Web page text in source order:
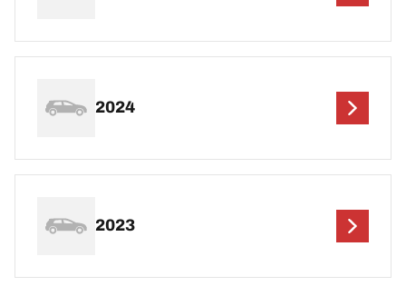
2024
2023